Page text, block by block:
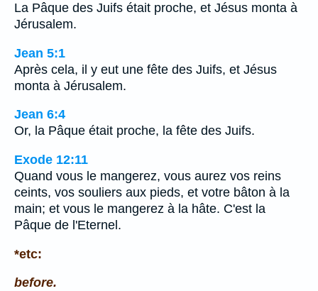
La Pâque des Juifs était proche, et Jésus monta à
Jérusalem.
Jean 5:1
Après cela, il y eut une fête des Juifs, et Jésus
monta à Jérusalem.
Jean 6:4
Or, la Pâque était proche, la fête des Juifs.
Exode 12:11
Quand vous le mangerez, vous aurez vos reins
ceints, vos souliers aux pieds, et votre bâton à la
main; et vous le mangerez à la hâte. C'est la
Pâque de l'Eternel.
*etc:
before.